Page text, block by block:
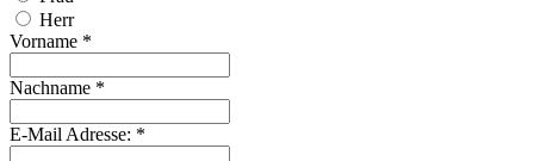
Herr
Vorname *
Nachname *
E-Mail Adresse: *